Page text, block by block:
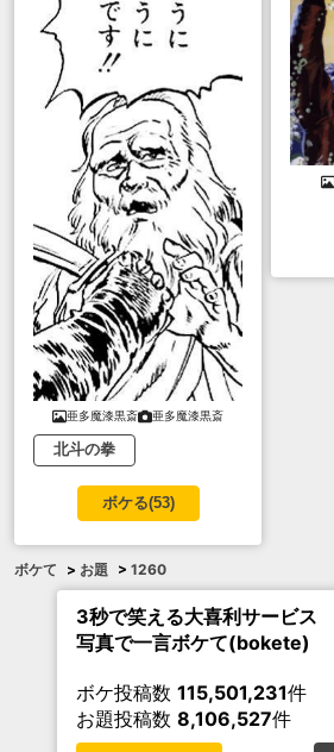
亜多魔漆黒斎 亜多魔漆黒斎
北斗の拳
ボケる(53)
ボケて > お題 > 1260
3秒で笑える大喜利サービス
写真で一言ボケて(bokete)
ボケ投稿数 115,501,231件
お題投稿数 8,106,527件